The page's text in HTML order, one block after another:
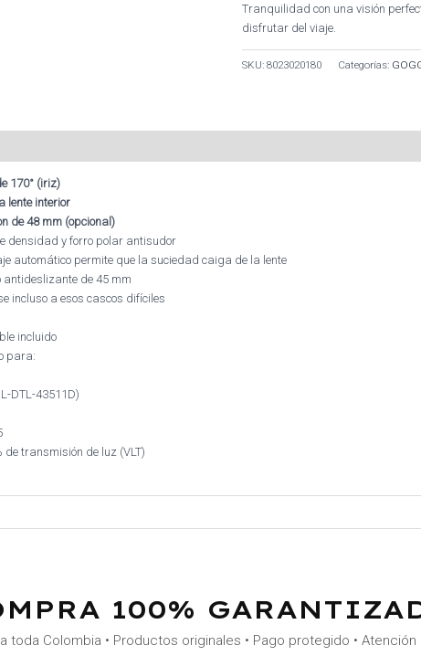
Tranquilidad con una visión
disfrutar del viaje.
SKU:8023020180 Categorías:
170° (iriz)
lente interior
de 48 mm (opcional)
densidad y forro polar antisudor
automático permite que la suciedad caiga de la lente
antideslizante de 45 mm
incluso a esos cascos difíciles
incluido
para:
DTL-43511D)
transmisión de luz (VLT)
100%
toda Colombia • Productos originales • Pago protegido •